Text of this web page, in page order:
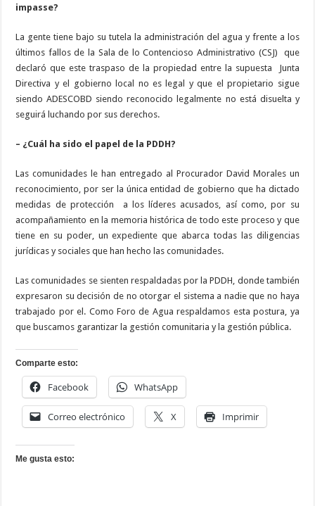
impasse?
La gente tiene bajo su tutela la administración del agua y frente a los
últimos fallos de la Sala de lo Contencioso Administrativo (CSJ)
que
declaró que este traspaso de la propiedad entre la supuesta
Junta
Directiva y el gobierno local no es legal y que el propietario sigue
siendo ADESCOBD siendo reconocido legalmente no está disuelta y
seguirá luchando por sus derechos.
– ¿Cuál ha sido el papel de la PDDH?
Las comunidades le han entregado al Procurador David Morales un
reconocimiento, por ser la única entidad de gobierno que ha dictado
medidas de protección
a los líderes acusados, así como, por su
acompañamiento en la memoria histórica de todo este proceso y que
tiene en su poder, un expediente que abarca todas las diligencias
jurídicas y sociales que han hecho las comunidades.
Las comunidades se sienten respaldadas por la PDDH, donde también
expresaron su decisión de no otorgar el sistema a nadie que no haya
trabajado por el. Como Foro de Agua respaldamos esta postura, ya
que buscamos garantizar la gestión comunitaria y la gestión pública.
Comparte esto:
Facebook WhatsApp
Correo electrónico X Imprimir
Me gusta esto: